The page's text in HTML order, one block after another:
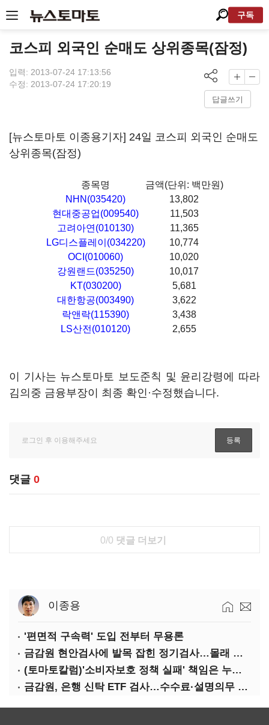
구독
코스피 외국인 순매도 상위종목(잠정)
입력: 2013-07-24 17:13:56
수정: 2013-07-24 17:20:19
답글쓰기
[뉴스토마토 이종용기자] 24일 코스피 외국인 순매도
상위종목(잠정)
종목명
금액(단위: 백만원)
NHN(035420)
13,802
현대중공업(009540)
11,503
고려아연(010130)
11,365
LG디스플레이(034220)
10,774
OCI(010060)
10,020
강원랜드(035250)
10,017
KT(030200)
5,681
대한항공(003490)
3,622
락앤락(115390)
3,438
LS산전(010120)
2,655
이 기사는 뉴스토마토 보도준칙 및 윤리강령에 따라
김의중 금융부장이 최종 확인·수정했습니다.
댓글 0
0/0 댓글 더보기
이종용
'편면적 구속력' 도입 전부터 무용론
금감원 현안검사에 발목 잡힌 정기검사…몰래 웃는 금융권
(토마토칼럼)'소비자보호 정책 실패' 책임은 누가 지나
금감원, 은행 신탁 ETF 검사…수수료·설명의무 정조준